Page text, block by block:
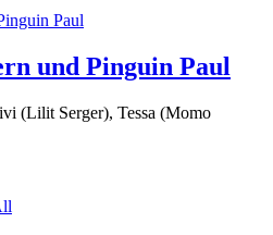
und Pinguin Paul
(Lilit Serger), Tessa (Momo